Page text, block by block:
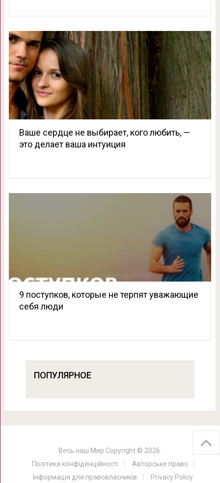
Ваше сердце не выбирает, кого любить, —
это делает ваша интуиция
9 поступков, которые не терпят уважающие
себя люди
ПОПУЛЯРНОЕ
Весь наш Мир Copyright © 2026.
Політика конфіденційності
Авторське право
Інформація для правовласників
Privacy Policy